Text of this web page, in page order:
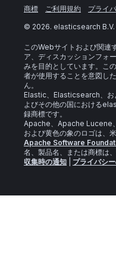
商標 ご利用規約 プライ
© 2026. elasticsearch
このWebサイトおよび関連
ア、ディスカッションフォ
みを目的としています。こ
者が使用することを意図し
ん。
Elastic、Elasticsearch、お
よびその他の国における
録商標です。
Apache、Apache Lucene
および黄色の象のロゴは、
Apache Software
名、製品名、または商標は
収集時の通知
プライバシ